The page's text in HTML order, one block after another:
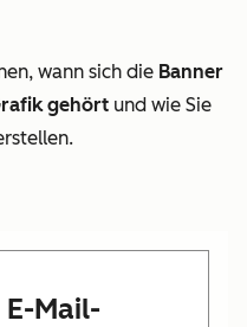
wann sich die Banner
gehört und wie Sie
Mail-